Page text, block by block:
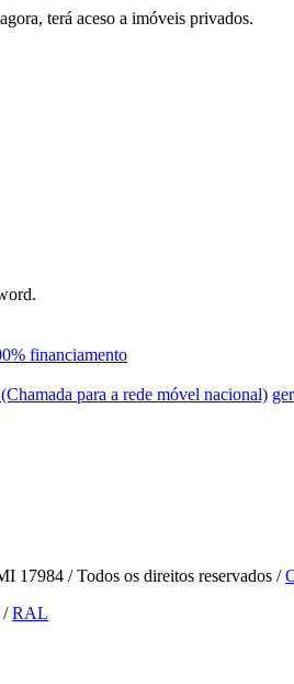
terá aceso a imóveis privados.
financiamento
para a rede móvel nacional)
17984 / Todos os direitos reservados /
/RAL